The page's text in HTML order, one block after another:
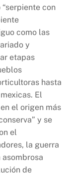
con
como las
y
etapas
hasta
El
el origen más
y se
el
la guerra
asombrosa
de